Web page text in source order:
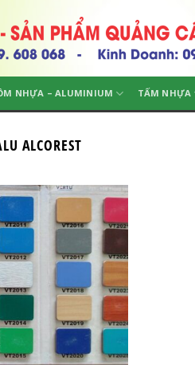
NHỰA – ALUMINIUM TẤM NHỰA
ALCOREST